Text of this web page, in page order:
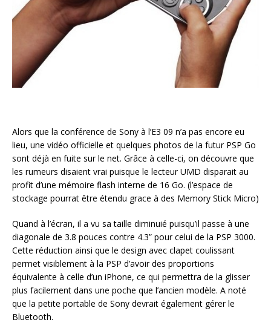
Alors que la conférence de Sony à l’E3 09 n’a pas encore eu
lieu, une vidéo officielle et quelques photos de la futur PSP Go
sont déjà en fuite sur le net. Grâce à celle-ci, on découvre que
les rumeurs disaient vrai puisque le lecteur UMD disparait au
profit d’une mémoire flash interne de 16 Go. (l’espace de
stockage pourrat être étendu grace à des Memory Stick Micro)
Quand à l’écran, il a vu sa taille diminuié puisqu’il passe à une
diagonale de 3.8 pouces contre 4.3” pour celui de la PSP 3000.
Cette réduction ainsi que le design avec clapet coulissant
permet visiblement à la PSP d’avoir des proportions
équivalente à celle d’un iPhone, ce qui permettra de la glisser
plus facilement dans une poche que l’ancien modèle. A noté
que la petite portable de Sony devrait également gérer le
Bluetooth.